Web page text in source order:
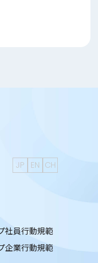
JP EN CH
社員行動規範
企業行動規範